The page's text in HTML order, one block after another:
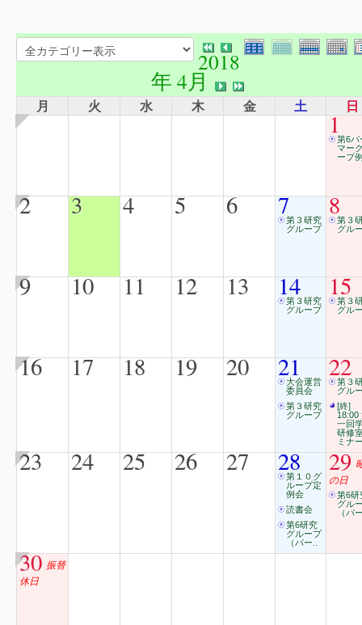
2018
年 4月
月 火 水 木 金 土 日
1第6パ
マー
ープ
2 3 4 5 6 7第３研究
グループ
8第３
グル
9 10 11 12 13 14
第３研究
グループ
15
第３
グル
16 17 18 19 20 21
大会運営
委員会
第３研究
グループ
22
第３
グル
[終]
18:00
一回
研修
ミナ
23 24 25 26 27 28
第１０グ
ループ定
例会
読書会
第6研究
グループ
（パー..
29
の日
第6研
グル
（パ
30 振替
休日